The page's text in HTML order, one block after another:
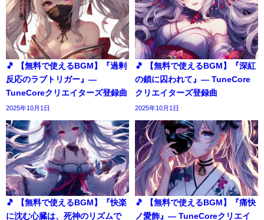
🎵 【無料で使えるBGM】『過剰
反応のラブトリガー』―
TuneCoreクリエイターズ登録曲
2025年10月1日
🎵 【無料で使えるBGM】『深紅
の鎖に囚われて』― TuneCore
クリエイターズ登録曲
2025年10月1日
🎵 【無料で使えるBGM】『快楽
に沈む心臓は、死神のリズムで
🎵 【無料で使えるBGM】『痛快
ノ愛飾』― TuneCoreクリエイ